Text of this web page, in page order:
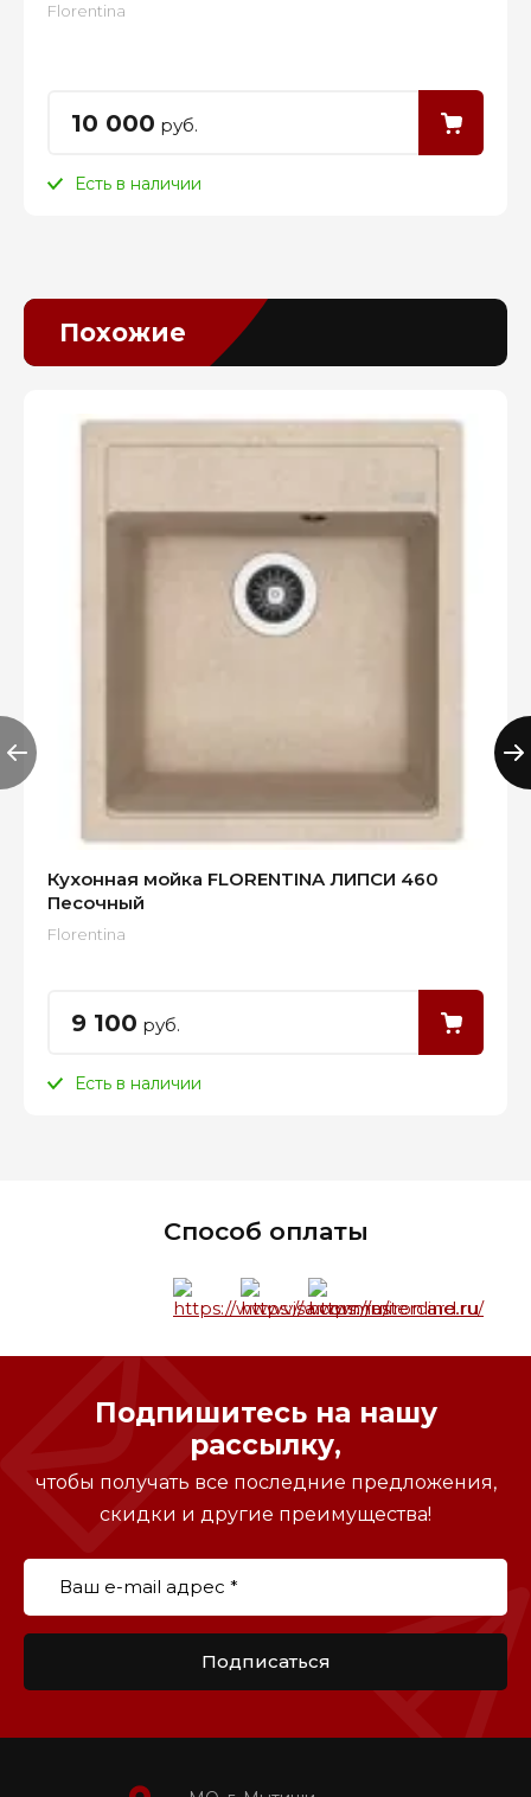
Florentina
10 000 руб.
Есть в наличии
Похожие
Кухонная мойка FLORENTINA ЛИПСИ 460
Песочный
Florentina
9 100 руб.
Есть в наличии
Способ оплаты
Подпишитесь на нашу
рассылку,
чтобы получать все последние предложения,
скидки и другие преимущества!
Подписаться